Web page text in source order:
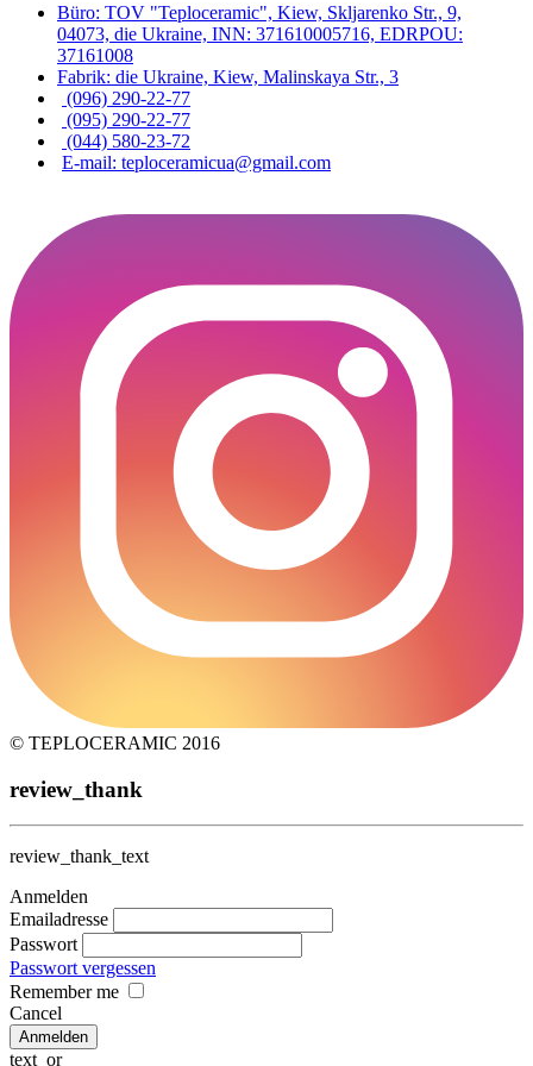
Büro: TOV "Teploceramic", Kiew, Skljarenko Str., 9,
04073, die Ukraine, INN: 371610005716, EDRPOU:
37161008
Fabrik: die Ukraine, Kiew, Malinskaya Str., 3
(096) 290-22-77
(095) 290-22-77
(044) 580-23-72
E-mail: teploceramicua@gmail.com
© TEPLOCERAMIC 2016
review_thank
review_thank_text
Anmelden
Emailadresse
Passwort
Passwort vergessen
Remember me
Cancel
text_or